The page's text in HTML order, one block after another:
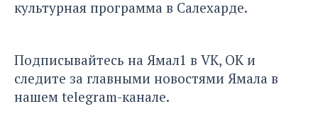
культурная программа в Салехарде.
Подписывайтесь на Ямал1 в VK, ОК и
следите за главными новостями Ямала в
нашем telegram-канале.